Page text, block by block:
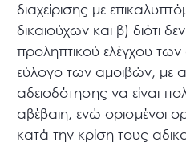
διαχείρισης με
δικαιούχων και β) διότι
προληπτικού ελέγχου
εύλογο των αμοιβών, με
αδειοδότησης να είναι
αβέβαιη, ενώ ορισμένοι
κατά την κρίση τους